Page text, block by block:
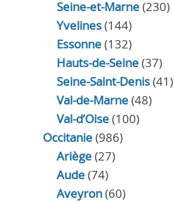
Seine-et-Marne(230)
Yvelines(144)
Essonne(132)
Hauts-de-Seine(37)
Seine-Saint-Denis(41)
Val-de-Marne(48)
Val-d’Oise(100)
Occitanie(986)
Ariège(27)
Aude(74)
Aveyron(60)